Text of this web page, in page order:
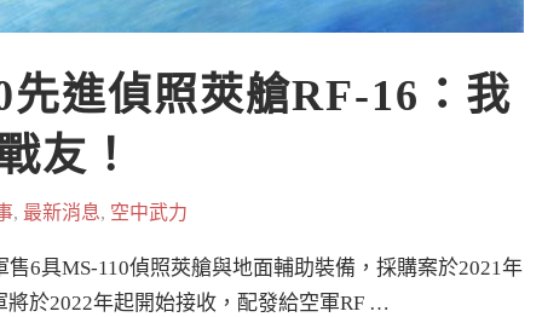
進偵照莢艙RF-16：我
友！
, 最新消息, 空中武力
6具MS-110偵照莢艙與地面輔助裝備，採購案於2021年
於2022年起開始接收，配發給空軍RF …